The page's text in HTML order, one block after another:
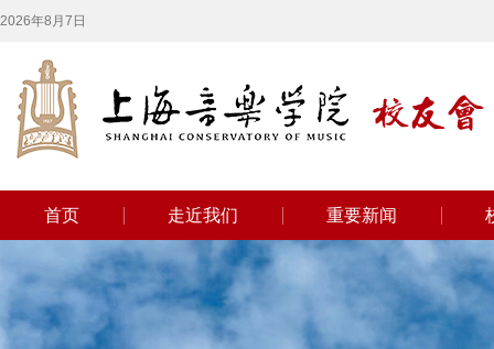
2026年8月7日
首页 走近我们 重要新闻